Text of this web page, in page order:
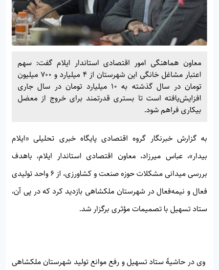
معاون هماهنگی امور اقتصادی استاندار ایلام گفت: سهم
اعتبار مشاغل خانگی این شهرستان از ۴ میلیارد و ۷۰۰ میلیون
تومان در سال گذشته به ۱۰ میلیارد تومان در سال جاری
افزایش‌یافته است تا بستری قدرتمند برای خروج از معضل
بیکاری فراهم شود.
به گزارش خبرنگار گروه اقتصادی پایگاه خبری تحلیلی «ایلام
بیدار»، عباس میرزاد، معاون اقتصادی استاندار ایلام، باهدف
بررسی میدانی مشکلات حوزه صنعت و کشاورزی، از ۶ واحد تولیدی
فعال و نیمه‌فعال در شهرستان ملکشاهی بازدید کرد که در پی آن،
ستاد تسهیل با تصمیمات مؤثری برگزار شد.
وی در حاشیهٔ ستاد تسهیل و رفع موانع تولید شهرستان ملکشاهی